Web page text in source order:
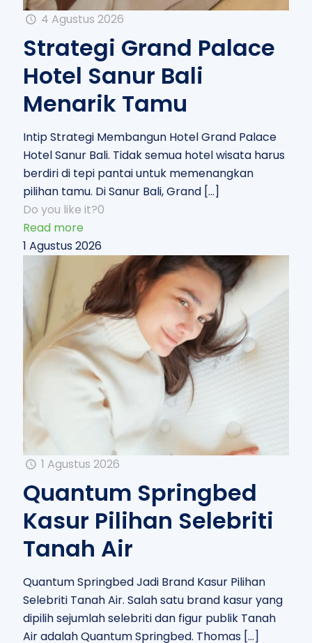
4 Agustus 2026
Strategi Grand Palace
Hotel Sanur Bali
Menarik Tamu
Intip Strategi Membangun Hotel Grand Palace
Hotel Sanur Bali. Tidak semua hotel wisata harus
berdiri di tepi pantai untuk memenangkan
pilihan tamu. Di Sanur Bali, Grand […]
Do you like it?0
Read more
1 Agustus 2026
1 Agustus 2026
Quantum Springbed
Kasur Pilihan Selebriti
Tanah Air
Quantum Springbed Jadi Brand Kasur Pilihan
Selebriti Tanah Air. Salah satu brand kasur yang
dipilih sejumlah selebriti dan figur publik Tanah
Air adalah Quantum Springbed. Thomas […]